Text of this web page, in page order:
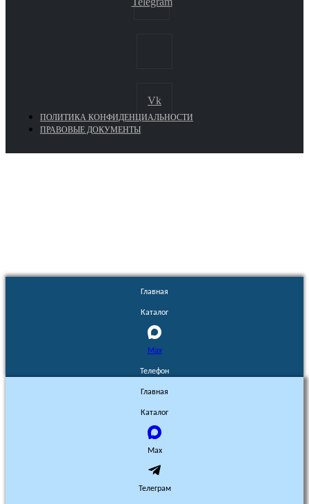
Vk
ПОЛИТИКА КОНФИДЕНЦИАЛЬНОСТИ
ПРАВОВЫЕ ДОКУМЕНТЫ
Главная
Каталог
Max
Телефон
Главная
Каталог
Max
Телеграм